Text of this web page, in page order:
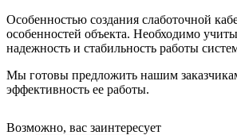
Особенностью создания слаботочной
особенностей объекта. Необходимо
надежность и стабильность работы
Мы готовы предложить нашим заказчикам
эффективность ее работы.
Возможно, вас заинтересует